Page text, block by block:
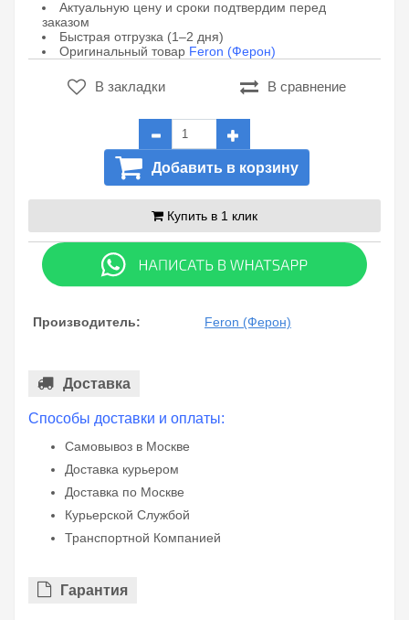
Актуальную цену и сроки подтвердим перед
заказом
Быстрая отгрузка (1–2 дня)
Оригинальный товар Feron (Ферон)
В закладки В сравнение
Добавить в корзину
Купить в 1 клик
Производитель: Feron (Ферон)
Доставка
Способы доставки и оплаты:
Самовывоз в Москве
Доставка курьером
Доставка по Москве
Курьерской Службой
Транспортной Компанией
Гарантия